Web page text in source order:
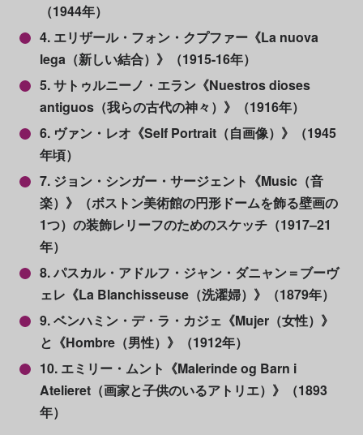
（1944年）
4. エリザール・フォン・クプファー《La nuova
lega（新しい結合）》（1915-16年）
5. サトゥルニーノ・エラン《Nuestros dioses
antiguos（我らの古代の神々）》（1916年）
6. ヴァン・レオ《Self Portrait（自画像）》（1945
年頃）
7. ジョン・シンガー・サージェント《Music（音
楽）》（ボストン美術館の円形ドームを飾る壁画の
1つ）の装飾レリーフのためのスケッチ（1917–21
年）
8. パスカル・アドルフ・ジャン・ダニャン＝ブーヴ
ェレ《La Blanchisseuse（洗濯婦）》（1879年）
9. ベンハミン・デ・ラ・カジェ《Mujer（女性）》
と《Hombre（男性）》（1912年）
10. エミリー・ムント《Malerinde og Barn i
Atelieret（画家と子供のいるアトリエ）》（1893
年）